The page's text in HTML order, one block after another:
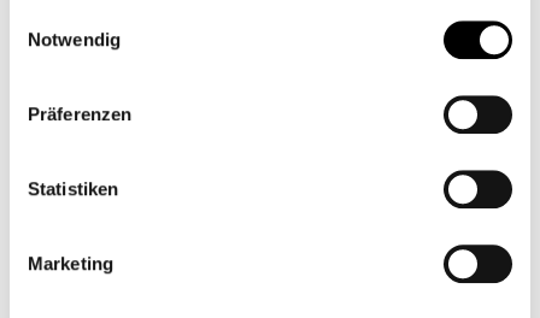
Notwendig
Präferenzen
Statistiken
Marketing
cablaggio originale della tua BMW R nineT e R12 Grazie a
questi ad…Di più